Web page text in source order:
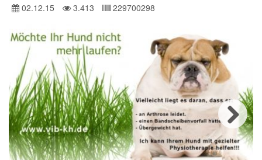
02.12.15 3.413 229700298
Next